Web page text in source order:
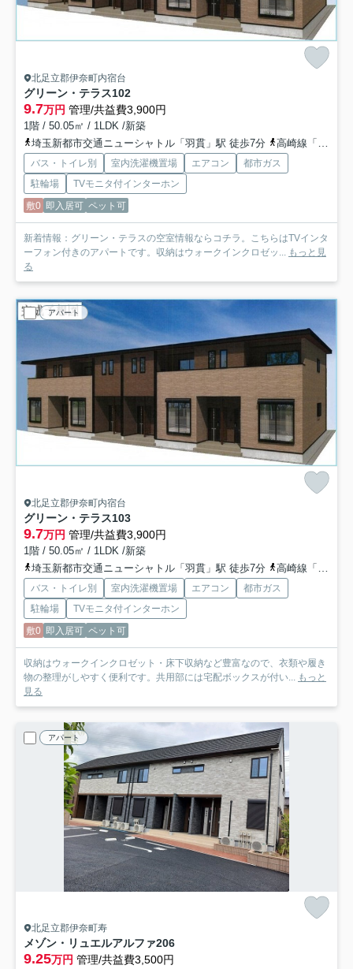
北足立郡伊奈町内宿台
グリーン・テラス102
9.7万円 管理/共益費3,900円
1階 / 50.05㎡ / 1LDK /新築
埼玉新都市交通ニューシャトル「羽貫」駅 徒歩7分
高崎線「上尾」駅 バス20分 「原」 停歩7分
バス・トイレ別 室内洗濯機置場 エアコン
都市ガス
駐輪場
TVモニタ付インターホン
敷0 即入居可 ペット可
新着情報：グリーン・テラスの空室情報ならコチラ。こちらはTVインタ
ーフォン付きのアパートです。収納はウォークインクロゼッ... もっと見
る
アパート
北足立郡伊奈町内宿台
グリーン・テラス103
9.7万円 管理/共益費3,900円
1階 / 50.05㎡ / 1LDK /新築
埼玉新都市交通ニューシャトル「羽貫」駅 徒歩7分
高崎線「上尾」駅 バス20分 「原」 停歩7分
バス・トイレ別 室内洗濯機置場 エアコン
都市ガス
駐輪場
TVモニタ付インターホン
敷0 即入居可 ペット可
収納はウォークインクロゼット・床下収納など豊富なので、衣類や履き
物の整理がしやすく便利です。共用部には宅配ボックスが付い... もっと
見る
アパート
北足立郡伊奈町寿
メゾン・リュエルアルファ206
9.25万円 管理/共益費3,500円